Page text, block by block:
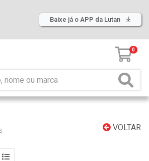
Baixe já o APP da Lutan
0
VOLTAR